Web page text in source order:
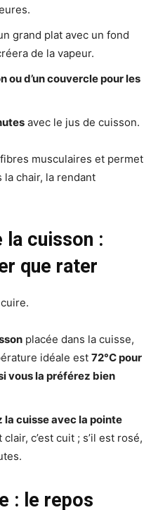
grand plat avec un fond
de la vapeur.
ou d’un couvercle pour les
avec le jus de cuisson.
musculaires et permet
chair, la rendant
la cuisson :
que rater
placée dans la cuisse,
idéale est 72°C pour
vous la préférez bien
la cuisse avec la pointe
c’est cuit ; s’il est rosé,
: le repos